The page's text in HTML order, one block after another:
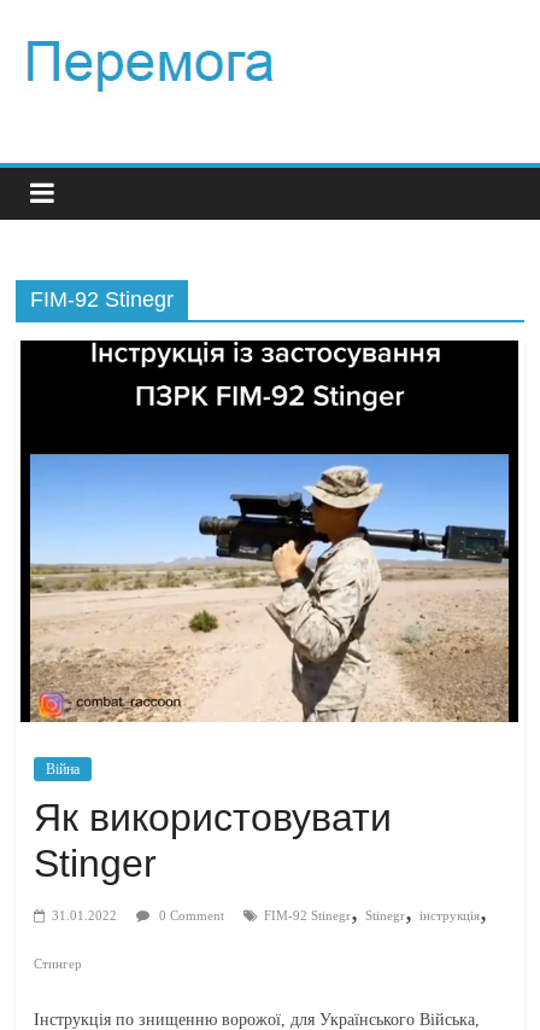
FIM-92 Stinegr
Війна
Як використовувати
Stinger
31.01.2022 0 Comment FIM-92 Stinegr,Stinegr,інструкція,
Стингер
Інструкція по знищенню ворожої, для Українського Війська,